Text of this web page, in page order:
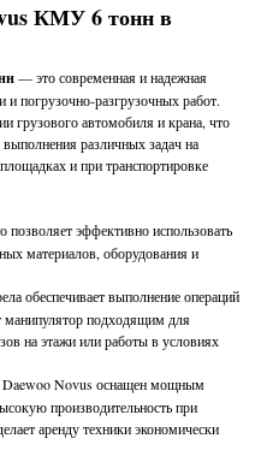
КМУ 6 тонн в
— это современная и надежная
и погрузочно-разгрузочных работ.
грузового автомобиля и крана, что
различных задач на
и при транспортировке
эффективно использовать
материалов, оборудования и
обеспечивает выполнение операций
манипулятор подходящим для
на этажи или работы в условиях
Daewoo Novus оснащен мощным
производительность при
аренду техники экономически